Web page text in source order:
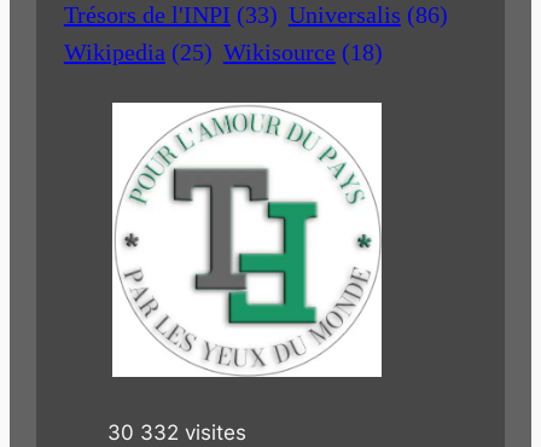
Trésors de l'INPI (33) Universalis (86)
Wikipedia (25) Wikisource (18)
30 332 visites